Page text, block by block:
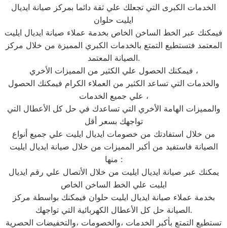
الخدمات الكبرى التي تجعلك علي ثقة دائما بمركز صيانة ايديال
ايليت حلوان
فيمكنك عبر الخط الساخن الخاص بخدمة عملاء صيانة ايديال ايليت
المعتمد فتستطيع التمتع بالخدمات الكبري المميزة من خلال مركز
الصيانة المعتمد.
فيمكنك الحصول علي الكثير من المميزات الأخري ،
والخدمات التي تساعد الكثير من العملاء الكرام فيمكنك الحصول
علي جميع الخدمات ،
والمميزات الهامة الأخري التي تساعدك في حل كل الأعطال التي
تواجهك بسعر أقل
من خلال استفادتك من خصومات ايديال ايليت علي جميع أنواع
الصيانة فاستفيد من أكبر المميزات من خلال صيانة ايديال ايليت
منها :
يمكنك عبر صيانة ايديال ايليت من خلال الأتصال علي رقم ايديال
ايليت علي الخط الساخن الخاص
بخدمة عملاء صيانة ايديال ايليت حلوان فيمكنك بواسطة مركز
الصيانة حل كل الأعطال الكهربائية التي تواجهك.
تستطيع التمتع بأكبر الخدمات ،والخصومات ،والتخفيضات الحصرية